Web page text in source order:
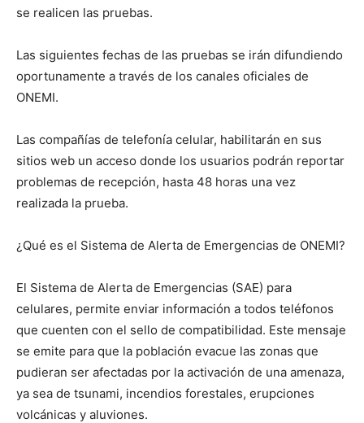
se realicen las pruebas.
Las siguientes fechas de las pruebas se irán difundiendo
oportunamente a través de los canales oficiales de
ONEMI.
Las compañías de telefonía celular, habilitarán en sus
sitios web un acceso donde los usuarios podrán reportar
problemas de recepción, hasta 48 horas una vez
realizada la prueba.
¿Qué es el Sistema de Alerta de Emergencias de ONEMI?
El Sistema de Alerta de Emergencias (SAE) para
celulares, permite enviar información a todos teléfonos
que cuenten con el sello de compatibilidad. Este mensaje
se emite para que la población evacue las zonas que
pudieran ser afectadas por la activación de una amenaza,
ya sea de tsunami, incendios forestales, erupciones
volcánicas y aluviones.